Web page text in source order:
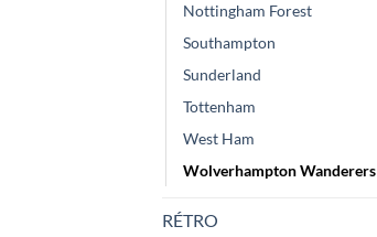
Nottingham Forest
Southampton
Sunderland
Tottenham
West Ham
Wolverhampton Wanderers
RÉTRO